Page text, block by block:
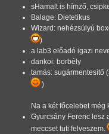
sHamalt is hímző,
Balage: Dietetikus
Wizard: nehézsúlyú
)
a lab3 előadó igazi
dankoi: borbély
tamás: sugármentesítő
)
Na a két főcelebet
Gyurcsány Ferenc lesz
meccset tuti felveszem.